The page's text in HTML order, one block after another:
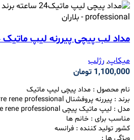
مداد لب پیچی پیررنه لیپ ماتیک 24 ساعته
میکاپ,رژلب
1,100,000 تومان
نام محصول : مداد پیچی لیپ ماتیک
برند : پیررنه پروفشنال pierre rene professional
مدل : لیپ ماتیک پیچی Lip Matic pierre rene professional
مناسب برای : خانم ها
کشور تولید کننده : فرانسه